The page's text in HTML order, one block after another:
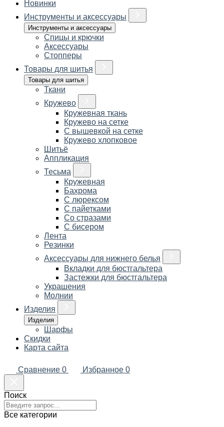
Новинки
Инструменты и аксессуары
Инструменты и аксессуары
Спицы и крючки
Аксессуары
Стопперы
Товары для шитья
Товары для шитья
Ткани
Кружево
Кружевная ткань
Кружево на сетке
С вышевкой на сетке
Кружево хлопковое
Шитьё
Аппликация
Тесьма
Кружевная
Бахрома
С люрексом
С пайетками
Со стразами
С бисером
Лента
Резинки
Аксессуары для нижнего белья
Вкладки для бюстгальтера
Застежки для бюстгальтера
Украшения
Молнии
Изделия
Изделия
Шарфы
Скидки
Карта сайта
Сравнение 0 Избранное 0
Поиск
Все категории